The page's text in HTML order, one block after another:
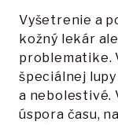
Vyšetrenie a
kožný lekár
problematike.
špeciálnej
a nebolestivé.
úspora času,